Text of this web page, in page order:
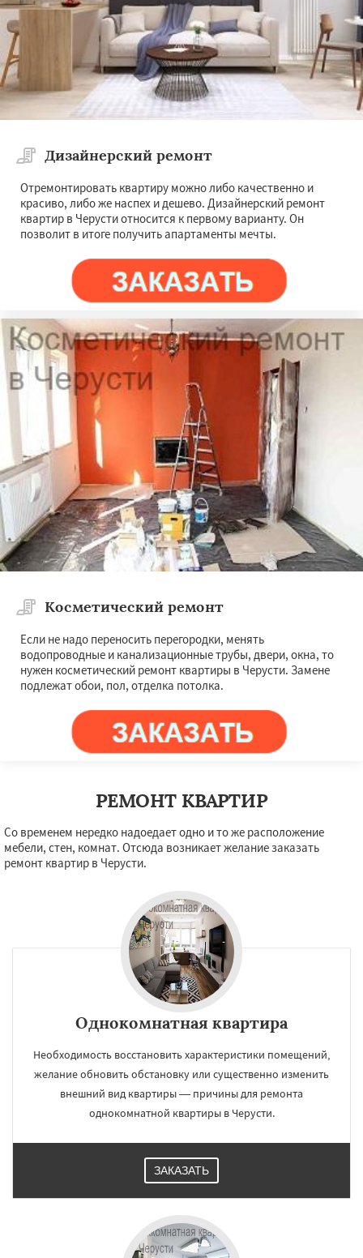
Дизайнерский ремонт
Отремонтировать квартиру можно либо качественно и
красиво, либо же наспех и дешево. Дизайнерский ремонт
квартир в Черусти относится к первому варианту. Он
позволит в итоге получить апартаменты мечты.
Косметический ремонт
Если не надо переносить перегородки, менять
водопроводные и канализационные трубы, двери, окна, то
нужен косметический ремонт квартиры в Черусти. Замене
подлежат обои, пол, отделка потолка.
РЕМОНТ КВАРТИР
Со временем нередко надоедает одно и то же расположение
мебели, стен, комнат. Отсюда возникает желание заказать
ремонт квартир в Черусти.
Однокомнатная квартира
Необходимость восстановить характеристики помещений,
желание обновить обстановку или существенно изменить
внешний вид квартиры — причины для ремонта
однокомнатной квартиры в Черусти.
ЗАКАЗАТЬ